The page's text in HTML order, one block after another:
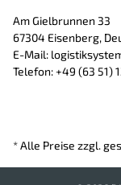
Am Gielbrunnen 33
67304 Eisenberg,
E-Mail:
Telefon: +49 (63 51)
* Alle Preise zzgl.